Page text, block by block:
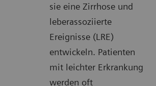
sie eine Zirrhose und
leberassoziierte
Ereignisse (LRE)
entwickeln. Patienten
mit leichter Erkrankung
werden oft